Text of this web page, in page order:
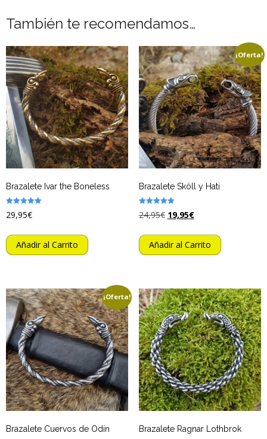
También te recomendamos…
Brazalete Ivar the Boneless
con
29,95€
Añadir al Carrito
¡Oferta!
Brazalete Sköll y Hati
con
24,95€ 19,95€
Añadir al Carrito
¡Oferta!
Brazalete Cuervos de Odín Brazalete Ragnar Lothbrok